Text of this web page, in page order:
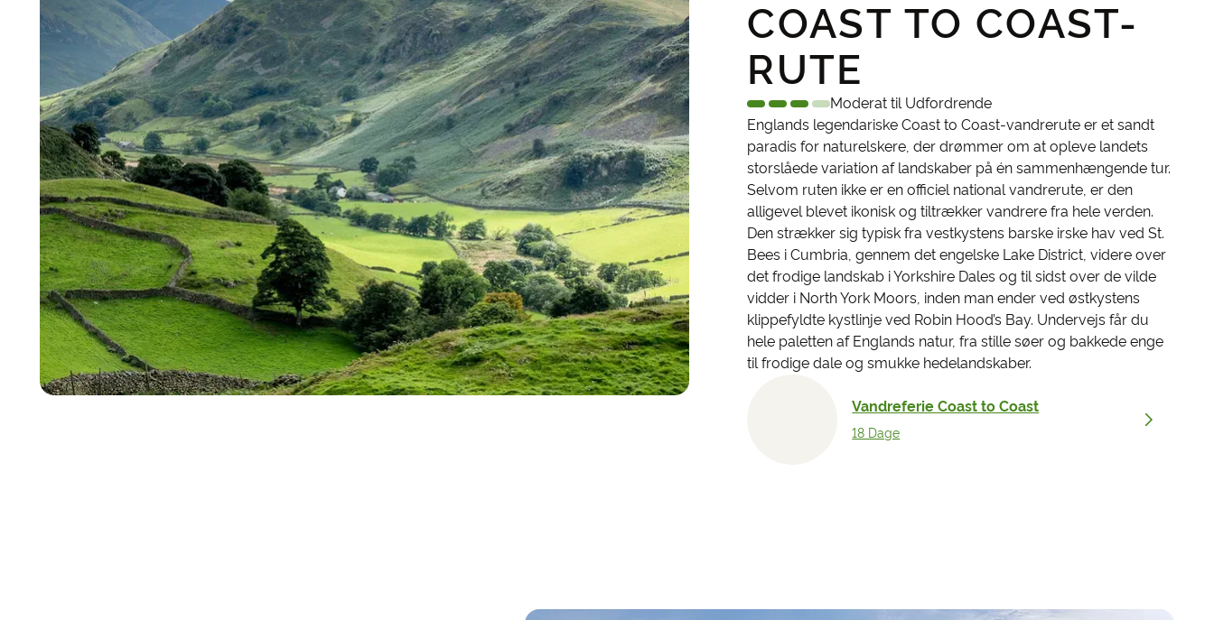
COAST TO COAST-
RUTE
Moderat til Udfordrende
Englands legendariske Coast to Coast-vandrerute er et sandt
paradis for naturelskere, der drømmer om at opleve landets
storslåede variation af landskaber på én sammenhængende tur.
Selvom ruten ikke er en officiel national vandrerute, er den
alligevel blevet ikonisk og tiltrækker vandrere fra hele verden.
Den strækker sig typisk fra vestkystens barske irske hav ved St.
Bees i Cumbria, gennem det engelske Lake District, videre over
det frodige landskab i Yorkshire Dales og til sidst over de vilde
vidder i North York Moors, inden man ender ved østkystens
klippefyldte kystlinje ved Robin Hood’s Bay. Undervejs får du
hele paletten af Englands natur, fra stille søer og bakkede enge
til frodige dale og smukke hedelandskaber.
Vandreferie Coast to Coast
18 Dage